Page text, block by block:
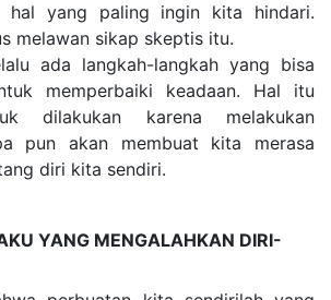
hal yang paling ingin kita hindari.
melawan sikap skeptis itu.
ada langkah-langkah yang bisa
memperbaiki keadaan. Hal itu
dilakukan karena melakukan
pun akan membuat kita merasa
diri kita sendiri.
YANG MENGALAHKAN DIRI-